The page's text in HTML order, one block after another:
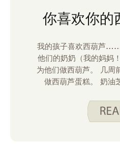
你喜欢你的
我的孩子喜欢西葫芦
他们的奶奶（我的妈妈
为他们做西葫芦。 几周
做西葫芦蛋糕。 奶油